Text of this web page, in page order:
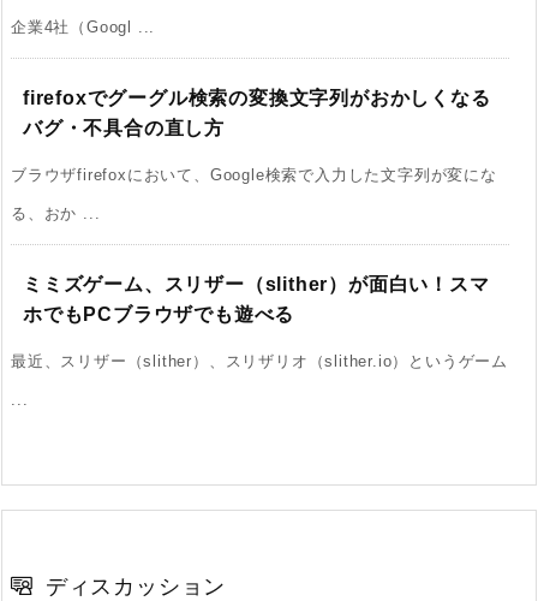
企業4社（Googl ...
firefoxでグーグル検索の変換文字列がおかしくなる
バグ・不具合の直し方
ブラウザfirefoxにおいて、Google検索で入力した文字列が変にな
る、おか ...
ミミズゲーム、スリザー（slither）が面白い！スマ
ホでもPCブラウザでも遊べる
最近、スリザー（slither）、スリザリオ（slither.io）というゲーム
...
ディスカッション